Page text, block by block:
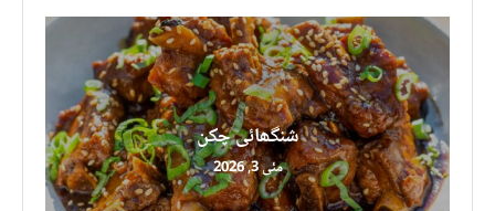
شنگھائی چکن
مئی 3, 2026